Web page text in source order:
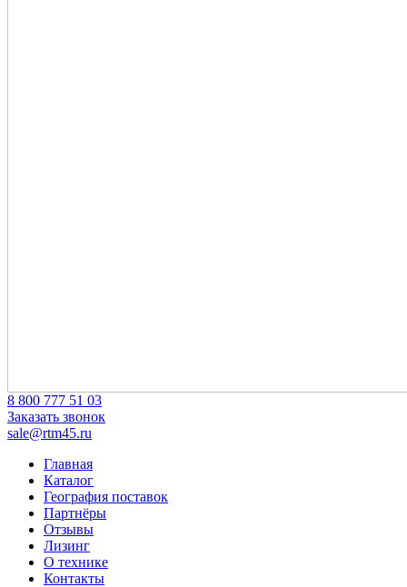
‎8 800 777 51 03
Заказать звонок
sale@rtm45.ru
Главная
Каталог
География поставок
Партнёры
Отзывы
Лизинг
О технике
Контакты